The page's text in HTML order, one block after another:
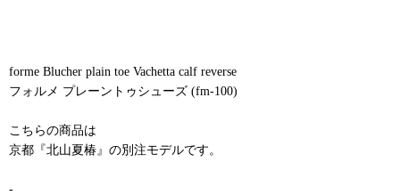
forme Blucher plain toe Vachetta calf reverse
フォルメ プレーントゥシューズ (fm-100)
こちらの商品は
京都『北山夏椿』の別注モデルです。
-